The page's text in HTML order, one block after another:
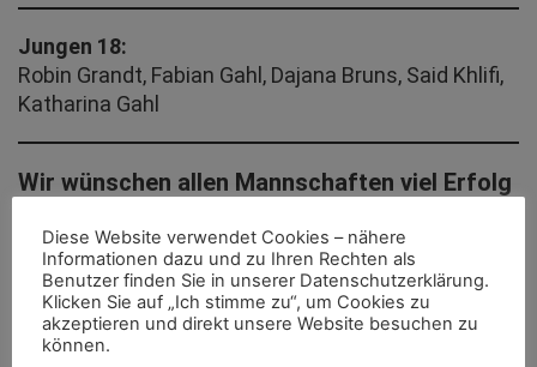
Jungen 18:
Robin Grandt, Fabian Gahl, Dajana Bruns, Said Khlifi,
Katharina Gahl
Wir wünschen allen Mannschaften viel Erfolg
Spielern einen tollen Start in dem Verein!!!
Aktuellste News
Diese Website verwendet Cookies – nähere
Informationen dazu und zu Ihren Rechten als
Benutzer finden Sie in unserer Datenschutzerklärung.
Klicken Sie auf „Ich stimme zu“, um Cookies zu
akzeptieren und direkt unsere Website besuchen zu
können.